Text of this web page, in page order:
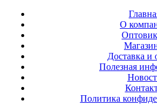
О
Доставка и
Полезная
Политика